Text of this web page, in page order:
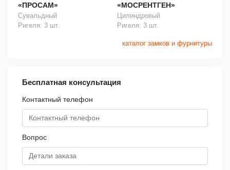
«ПРОСАМ»
Сувальдный
Ригеля: 3 шт.
«МОСРЕНТГЕН»
Цилиндровый
Ригеля: 3 шт.
каталог замков и фурнитуры
Бесплатная консультация
Контактный телефон
Вопрос